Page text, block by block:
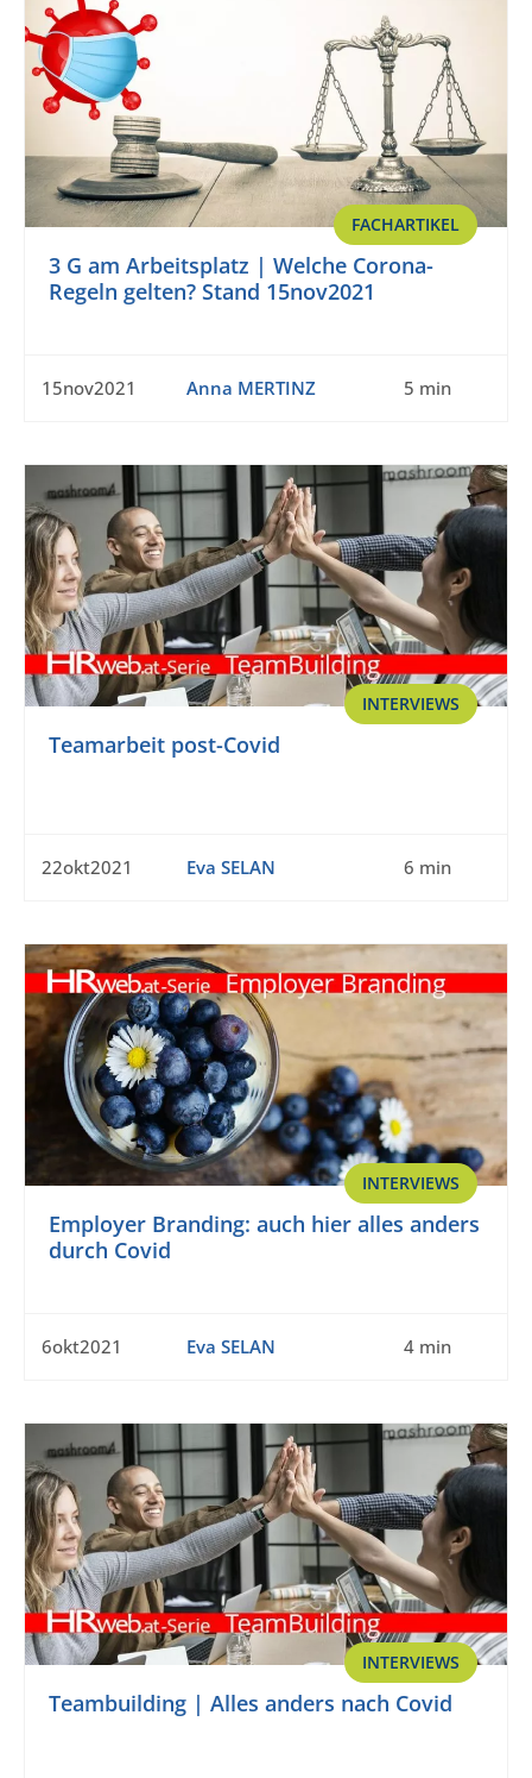
FACHARTIKEL
3 G am Arbeitsplatz | Welche Corona-
Regeln gelten? Stand 15nov2021
15nov2021 Anna MERTINZ 5 min
INTERVIEWS
Teamarbeit post-Covid
22okt2021 Eva SELAN 6 min
INTERVIEWS
Employer Branding: auch hier alles anders
durch Covid
6okt2021 Eva SELAN 4 min
INTERVIEWS
Teambuilding | Alles anders nach Covid